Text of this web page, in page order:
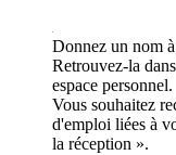
Donnez un nom
Retrouvez-la
espace personnel.
Vous souhaitez
d'emploi liées à
la réception ».